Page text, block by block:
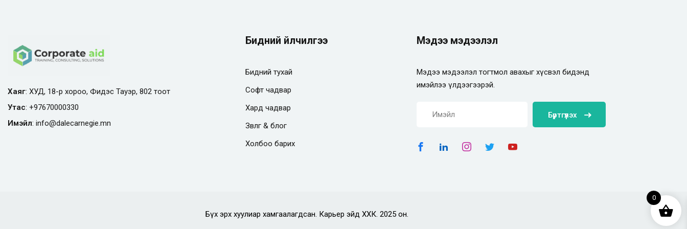
Хаяг: ХУД, 18-р хороо, Фидэс Тауэр, 802 тоот
Утас: +97670000330
Имэйл: info@dalecarnegie.mn
Бидний үйлчилгээ
Бидний тухай
Софт чадвар
Хард чадвар
Зөвлөгөө & блог
Холбоо барих
Мэдээ мэдээлэл
Мэдээ мэдээлэл тогтмол авахыг хүсвэл бидэнд
имэйлээ үлдээгээрэй.
Бүртгүүлэх
Бүх эрх хуулиар хамгаалагдсан. Карьер эйд ХХК. 2025 он.
0